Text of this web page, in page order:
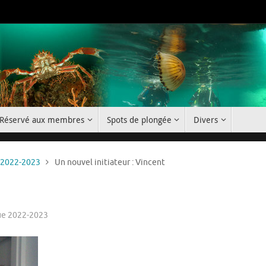
Réservé aux membres Spots de plongée Divers
2023 Un nouvel initiateur : Vincent
2022-2023